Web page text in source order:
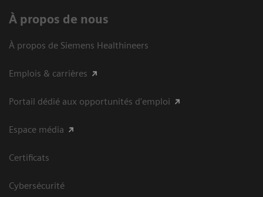
À propos de nous
À propos de Siemens Healthineers
Emplois & carrières
Portail dédié aux opportunités d'emploi
Espace média
Certificats
Cybersécurité